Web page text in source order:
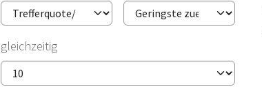
gleichzeitig